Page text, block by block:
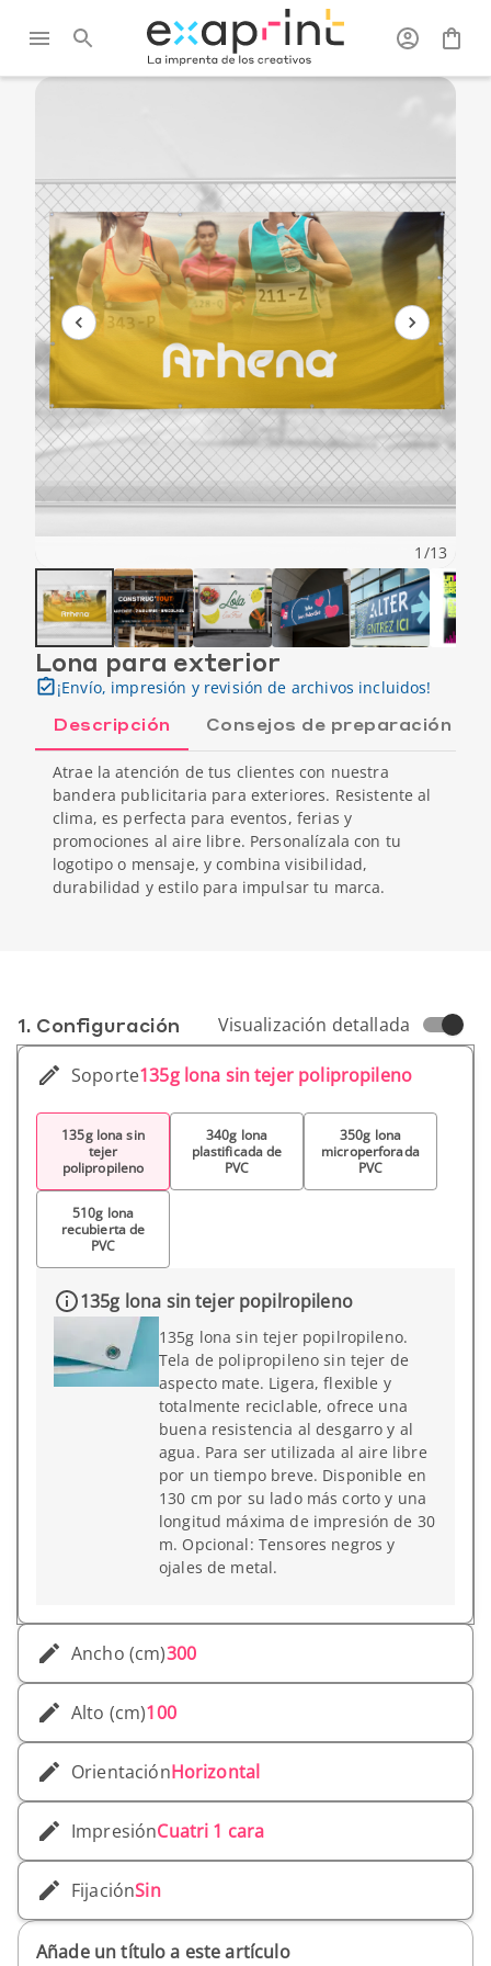
1 /13
Lona para exterior
¡Envío, impresión y revisión de archivos incluidos!
Descripción Consejos de preparación
Atrae la atención de tus clientes con nuestra
bandera publicitaria para exteriores. Resistente al
clima, es perfecta para eventos, ferias y
promociones al aire libre. Personalízala con tu
logotipo o mensaje, y combina visibilidad,
durabilidad y estilo para impulsar tu marca.
1. Conf­iguración Visualización detallada
Soporte135g lona sin tejer polipropileno
135g lona sin
tejer
polipropileno
340g lona
plastificada de
PVC
350g lona
microperforada
PVC
510g lona
recubierta de
PVC
135g lona sin tejer popilropileno
135g lona sin tejer popilropileno.
Tela de polipropileno sin tejer de
aspecto mate. Ligera, flexible y
totalmente reciclable, ofrece una
buena resistencia al desgarro y al
agua. Para ser utilizada al aire libre
por un tiempo breve. Disponible en
130 cm por su lado más corto y una
longitud máxima de impresión de 30
m. Opcional: Tensores negros y
ojales de metal.
Ancho (cm)300
Alto (cm)100
OrientaciónHorizontal
ImpresiónCuatri 1 cara
FijaciónSin
Añade un título a este artículo